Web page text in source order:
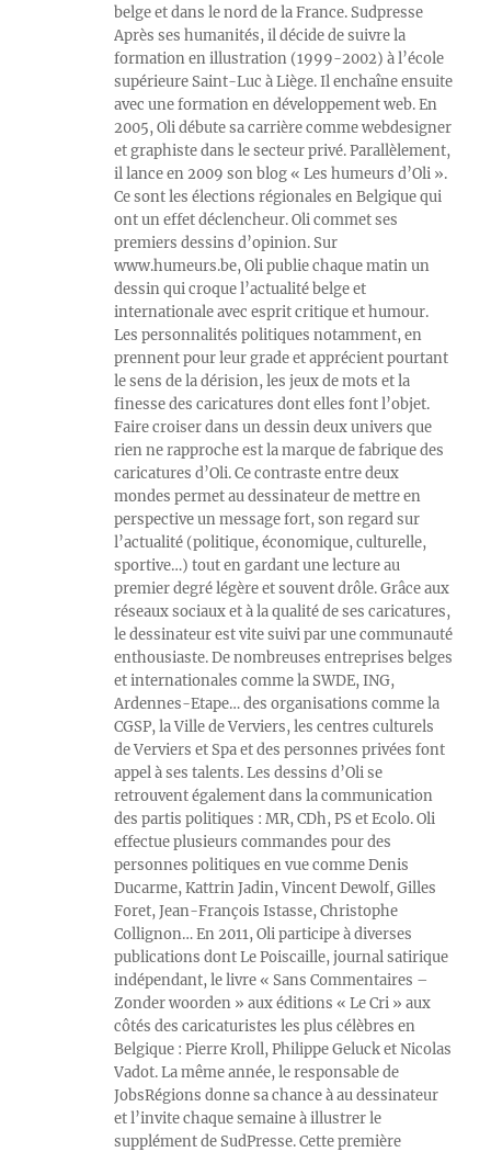
belge et dans le nord de la France. Sudpresse
Après ses humanités, il décide de suivre la
formation en illustration (1999-2002) à l’école
supérieure Saint-Luc à Liège. Il enchaîne ensuite
avec une formation en développement web. En
2005, Oli débute sa carrière comme webdesigner
et graphiste dans le secteur privé. Parallèlement,
il lance en 2009 son blog « Les humeurs d’Oli ».
Ce sont les élections régionales en Belgique qui
ont un effet déclencheur. Oli commet ses
premiers dessins d’opinion. Sur
www.humeurs.be, Oli publie chaque matin un
dessin qui croque l’actualité belge et
internationale avec esprit critique et humour.
Les personnalités politiques notamment, en
prennent pour leur grade et apprécient pourtant
le sens de la dérision, les jeux de mots et la
finesse des caricatures dont elles font l’objet.
Faire croiser dans un dessin deux univers que
rien ne rapproche est la marque de fabrique des
caricatures d’Oli. Ce contraste entre deux
mondes permet au dessinateur de mettre en
perspective un message fort, son regard sur
l’actualité (politique, économique, culturelle,
sportive…) tout en gardant une lecture au
premier degré légère et souvent drôle. Grâce aux
réseaux sociaux et à la qualité de ses caricatures,
le dessinateur est vite suivi par une communauté
enthousiaste. De nombreuses entreprises belges
et internationales comme la SWDE, ING,
Ardennes-Etape… des organisations comme la
CGSP, la Ville de Verviers, les centres culturels
de Verviers et Spa et des personnes privées font
appel à ses talents. Les dessins d’Oli se
retrouvent également dans la communication
des partis politiques : MR, CDh, PS et Ecolo. Oli
effectue plusieurs commandes pour des
personnes politiques en vue comme Denis
Ducarme, Kattrin Jadin, Vincent Dewolf, Gilles
Foret, Jean-François Istasse, Christophe
Collignon… En 2011, Oli participe à diverses
publications dont Le Poiscaille, journal satirique
indépendant, le livre « Sans Commentaires –
Zonder woorden » aux éditions « Le Cri » aux
côtés des caricaturistes les plus célèbres en
Belgique : Pierre Kroll, Philippe Geluck et Nicolas
Vadot. La même année, le responsable de
JobsRégions donne sa chance à au dessinateur
et l’invite chaque semaine à illustrer le
supplément de SudPresse. Cette première